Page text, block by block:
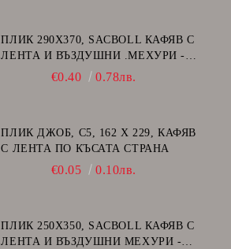
ПЛИК 290Х370, SACBOLL КАФЯВ С
ЛЕНТА И ВЪЗДУШНИ .МЕХУРИ -
€0.40 0.78лв.
ПЛИК ДЖОБ, C5, 162 Х 229, КАФЯВ
С ЛЕНТА ПО КЪСАТА СТРАНА
€0.05 0.10лв.
ПЛИК 250Х350, SACBOLL КАФЯВ С
ЛЕНТА И ВЪЗДУШНИ МЕХУРИ -